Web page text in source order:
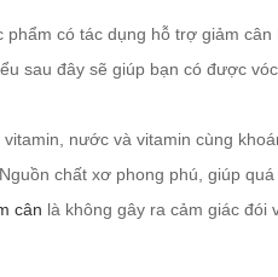
phẩm có tác dụng hỗ trợ giảm
sau đây sẽ giúp bạn có được
nước và vitamin cùng
chất xơ phong phú, giúp
cân là không gây ra cảm giác đói